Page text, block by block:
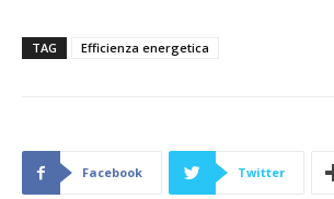
TAG Efficienza energetica
Facebook Twitter